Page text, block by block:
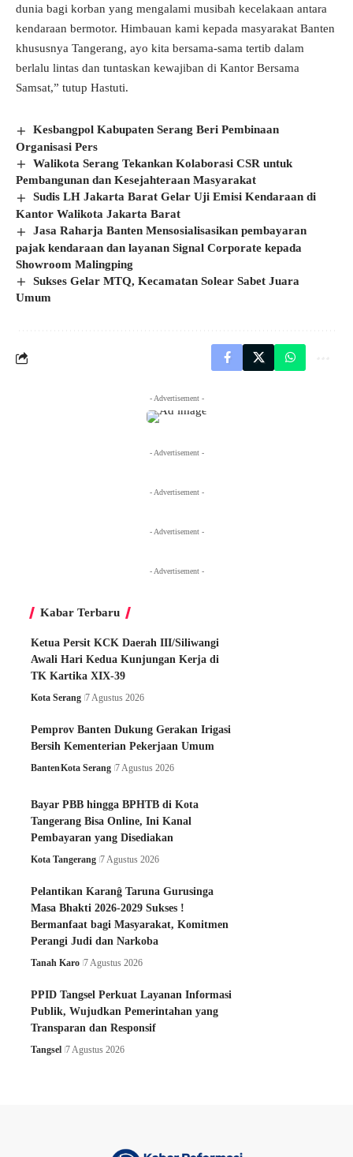
dunia bagi korban yang mengalami musibah kecelakaan antara
kendaraan bermotor. Himbauan kami kepada masyarakat Banten
khususnya Tangerang, ayo kita bersama-sama tertib dalam
berlalu lintas dan tuntaskan kewajiban di Kantor Bersama
Samsat,” tutup Hastuti.
Kesbangpol Kabupaten Serang Beri Pembinaan
Organisasi Pers
Walikota Serang Tekankan Kolaborasi CSR untuk
Pembangunan dan Kesejahteraan Masyarakat
Sudis LH Jakarta Barat Gelar Uji Emisi Kendaraan di
Kantor Walikota Jakarta Barat
Jasa Raharja Banten Mensosialisasikan pembayaran
pajak kendaraan dan layanan Signal Corporate kepada
Showroom Malingping
Sukses Gelar MTQ, Kecamatan Solear Sabet Juara
Umum
- Advertisement -
- Advertisement -
- Advertisement -
- Advertisement -
- Advertisement -
Kabar Terbaru
Ketua Persit KCK Daerah III/Siliwangi
Awali Hari Kedua Kunjungan Kerja di
TK Kartika XIX-39
Kota Serang 7 Agustus 2026
Pemprov Banten Dukung Gerakan Irigasi
Bersih Kementerian Pekerjaan Umum
BantenKota Serang 7 Agustus 2026
Bayar PBB hingga BPHTB di Kota
Tangerang Bisa Online, Ini Kanal
Pembayaran yang Disediakan
Kota Tangerang 7 Agustus 2026
Pelantikan Karanĝ Taruna Gurusinga
Masa Bhakti 2026-2029 Sukses !
Bermanfaat bagi Masyarakat, Komitmen
Perangi Judi dan Narkoba
Tanah Karo 7 Agustus 2026
PPID Tangsel Perkuat Layanan Informasi
Publik, Wujudkan Pemerintahan yang
Transparan dan Responsif
Tangsel 7 Agustus 2026